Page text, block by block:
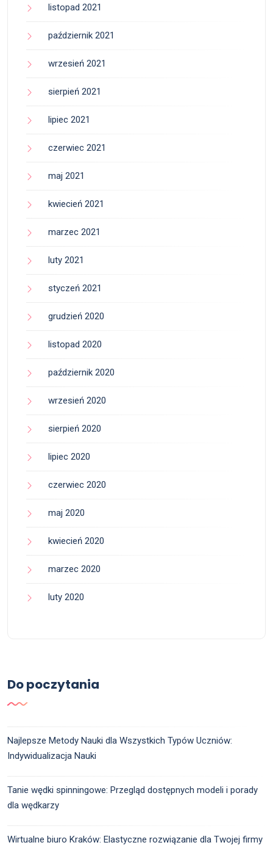
listopad 2021
październik 2021
wrzesień 2021
sierpień 2021
lipiec 2021
czerwiec 2021
maj 2021
kwiecień 2021
marzec 2021
luty 2021
styczeń 2021
grudzień 2020
listopad 2020
październik 2020
wrzesień 2020
sierpień 2020
lipiec 2020
czerwiec 2020
maj 2020
kwiecień 2020
marzec 2020
luty 2020
Do poczytania
Najlepsze Metody Nauki dla Wszystkich Typów Uczniów:
Indywidualizacja Nauki
Tanie wędki spinningowe: Przegląd dostępnych modeli i porady
dla wędkarzy
Wirtualne biuro Kraków: Elastyczne rozwiązanie dla Twojej firmy